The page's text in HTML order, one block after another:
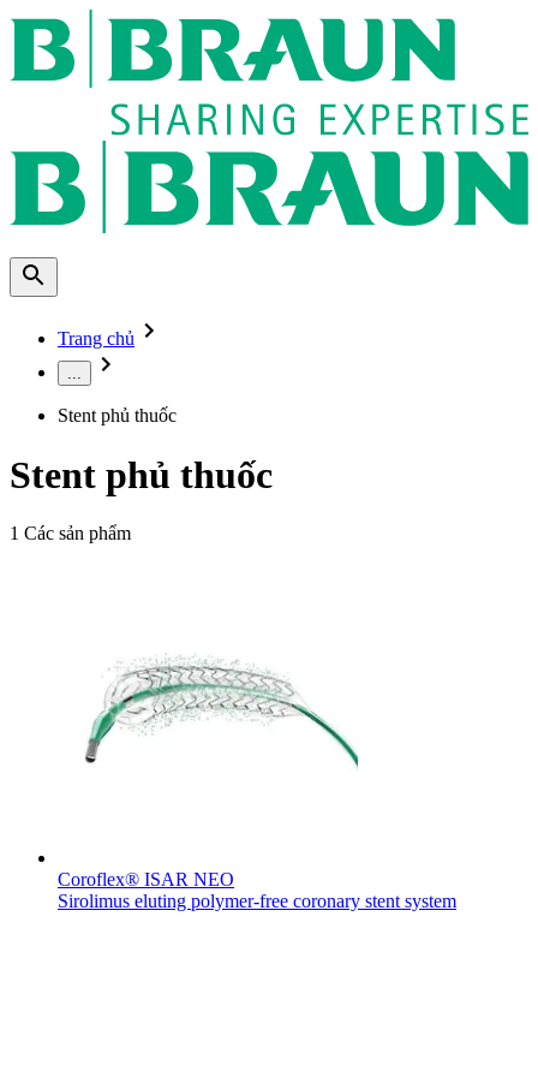
Trang chủ
...
Stent phủ thuốc
Stent phủ thuốc
1 Các sản phẩm
Coroflex® ISAR NEO
Sirolimus eluting polymer-free coronary stent system